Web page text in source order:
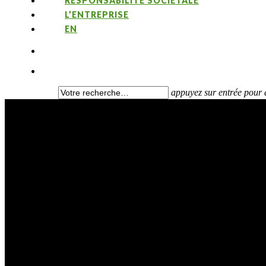
L’ENTREPRISE
EN
appuyez sur entrée pour